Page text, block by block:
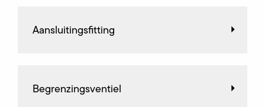
Aansluitingsfitting
Begrenzingsventiel